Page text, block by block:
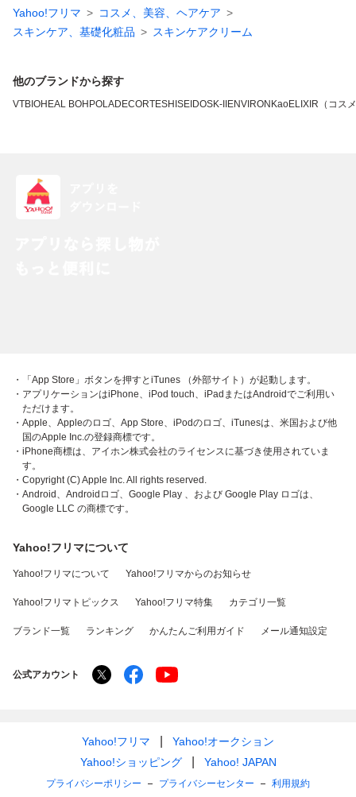
Yahoo!フリマ
コスメ、美容、ヘアケア
スキンケア、基礎化粧品
スキンケアクリーム
他のブランドから探す
VTBIOHEAL BOH POLADECORTESHISEIDOSK-II ENVIRON KaoELIXIR（コス
・「App Store」ボタンを押すとiTunes （外部サイト）が起動します。
・アプリケーションはiPhone、iPod touch、iPadまたはAndroidでご利用い
ただけます。
・Apple、Appleのロゴ、App Store、iPodのロゴ、iTunesは、米国および他
国のApple Inc.の登録商標です。
・iPhone商標は、アイホン株式会社のライセンスに基づき使用されていま
す。
・Copyright (C) Apple Inc. All rights reserved.
・Android、Androidロゴ、Google Play 、および Google Play ロゴは、
Google LLC の商標です。
Yahoo!フリマについて
Yahoo!フリマについて Yahoo!フリマからのお知らせ
Yahoo!フリマトピックス Yahoo!フリマ特集 カテゴリ一覧
ブランド一覧 ランキング かんたんご利用ガイド メール通知設定
公式アカウント
Yahoo!フリマ
Yahoo!オークション
Yahoo!ショッピング
Yahoo! JAPAN
プライバシーポリシー プライバシーセンター 利用規約